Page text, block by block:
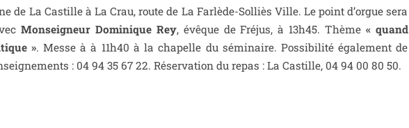
de La Castille à La Crau, route de La Farlède-Solliès Ville. Le point d’orgue sera
Monseigneur Dominique Rey, évêque de Fréjus, à 13h45. Thème « quand
». Messe à à 11h40 à la cha­pelle du sémi­naire. Possibilité éga­le­ment de
: 04 94 35 67 22. Réservation du repas : La Castille, 04 94 00 80 50.